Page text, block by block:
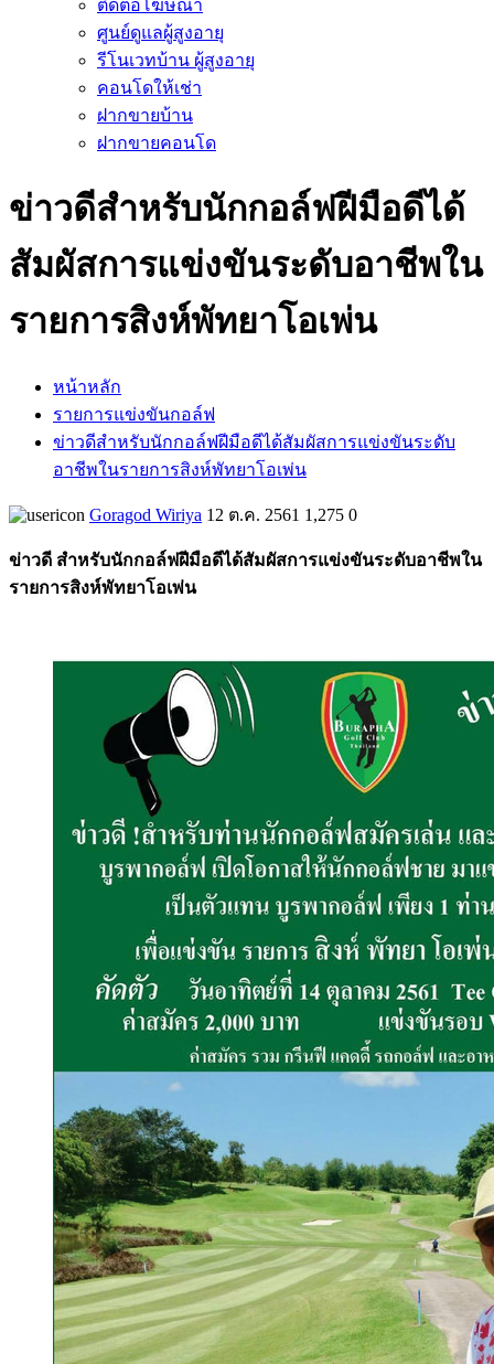
ติดต่อโฆษณา
ศูนย์ดูแลผู้สูงอายุ
รีโนเวทบ้าน ผู้สูงอายุ
คอนโดให้เช่า
ฝากขายบ้าน
ฝากขายคอนโด
ข่าวดีสำหรับนักกอล์ฟฝีมือดีได้
สัมผัสการแข่งขันระดับอาชีพใน
รายการสิงห์พัทยาโอเพ่น
หน้าหลัก
รายการแข่งขันกอล์ฟ
ข่าวดีสำหรับนักกอล์ฟฝีมือดีได้สัมผัสการแข่งขันระดับ
อาชีพในรายการสิงห์พัทยาโอเพ่น
Goragod Wiriya 12 ต.ค. 2561 1,275 0
ข่าวดี สำหรับนักกอล์ฟฝีมือดีได้สัมผัสการแข่งขันระดับอาชีพใน
รายการสิงห์พัทยาโอเพ่น